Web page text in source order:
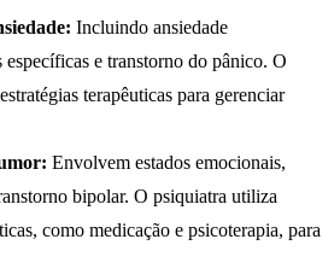
Incluindo ansiedade
específicas e transtorno do pânico. O
terapêuticas para gerenciar
Envolvem estados emocionais,
bipolar. O psiquiatra utiliza
como medicação e psicoterapia, para